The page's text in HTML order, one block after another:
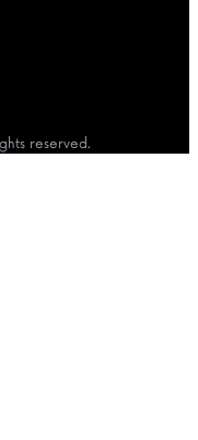
reserved.